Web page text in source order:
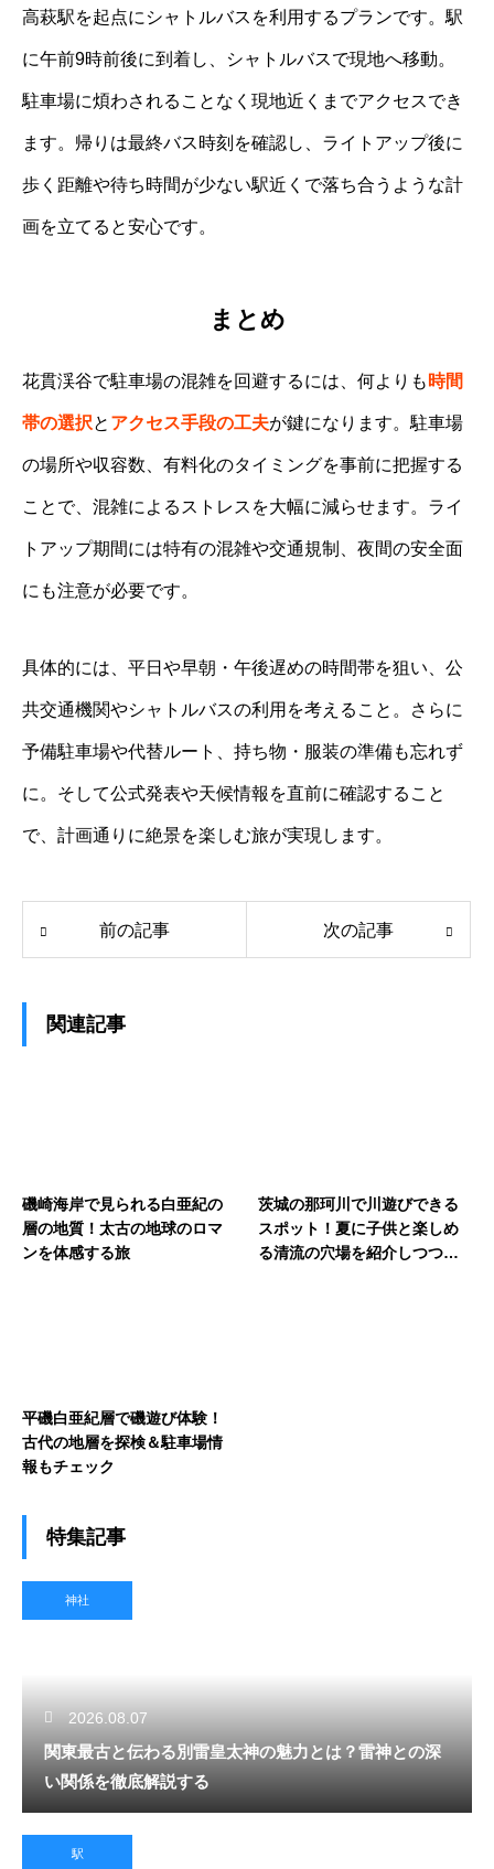
高萩駅を起点にシャトルバスを利用するプランです。駅
に午前9時前後に到着し、シャトルバスで現地へ移動。
駐車場に煩わされることなく現地近くまでアクセスでき
ます。帰りは最終バス時刻を確認し、ライトアップ後に
歩く距離や待ち時間が少ない駅近くで落ち合うような計
画を立てると安心です。
まとめ
花貫渓谷で駐車場の混雑を回避するには、何よりも 時間
帯の選択と アクセス手段の工夫が鍵になります。駐車場
の場所や収容数、有料化のタイミングを事前に把握する
ことで、混雑によるストレスを大幅に減らせます。ライ
トアップ期間には特有の混雑や交通規制、夜間の安全面
にも注意が必要です。
具体的には、平日や早朝・午後遅めの時間帯を狙い、公
共交通機関やシャトルバスの利用を考えること。さらに
予備駐車場や代替ルート、持ち物・服装の準備も忘れず
に。そして公式発表や天候情報を直前に確認すること
で、計画通りに絶景を楽しむ旅が実現します。
前の記事 次の記事
関連記事
磯崎海岸で見られる白亜紀の
層の地質！太古の地球のロマ
ンを体感する旅
茨城の那珂川で川遊びできる
スポット！夏に子供と楽しめ
る清流の穴場を紹介しつつレ
平磯白亜紀層で磯遊び体験！
古代の地層を探検＆駐車場情
報もチェック
特集記事
神社
2026.08.07
関東最古と伝わる別雷皇太神の魅力とは？雷神との深
い関係を徹底解説する
駅